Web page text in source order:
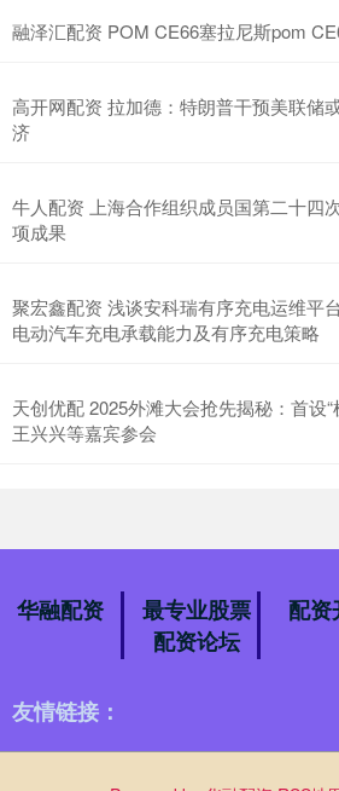
融泽汇配资 POM CE66塞拉尼斯pom
高开网配资 拉加德：特朗普干预美联储
济
牛人配资 上海合作组织成员国第二十四
项成果
聚宏鑫配资 浅谈安科瑞有序充电运维平
电动汽车充电承载能力及有序充电策略
天创优配 2025外滩大会抢先揭秘：首设
王兴兴等嘉宾参会
华融配资
最专业股票
配资论坛
配资
友情链接：